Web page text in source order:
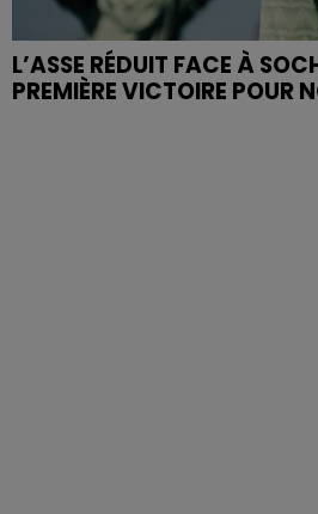
L’ASSE RÉDUIT FACE À
PREMIÈRE VICTOIRE POUR